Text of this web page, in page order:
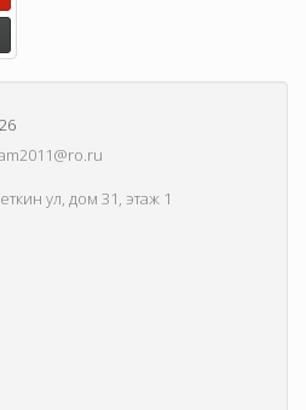
ул, дом 31, этаж 1